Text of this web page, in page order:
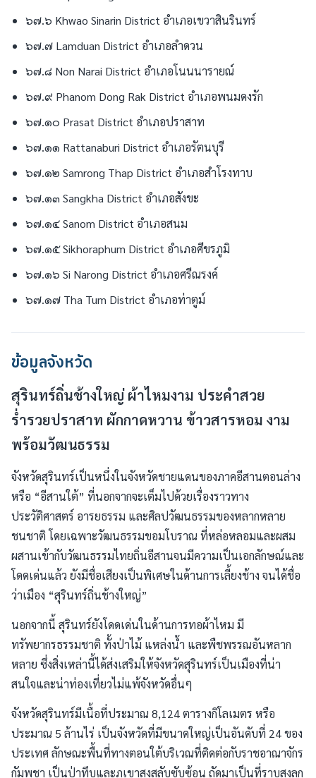
๖๗.๖ Khwao Sinarin District อำเภอเขวาสินรินทร์
๖๗.๗ Lamduan District อำเภอลำดวน
๖๗.๘ Non Narai District อำเภอโนนนารายณ์
๖๗.๙ Phanom Dong Rak District อำเภอพนมดงรัก
๖๗.๑๐ Prasat District อำเภอปราสาท
๖๗.๑๑ Rattanaburi District อำเภอรัตนบุรี
๖๗.๑๒ Samrong Thap District อำเภอสำโรงทาบ
๖๗.๑๓ Sangkha District อำเภอสังขะ
๖๗.๑๔ Sanom District อำเภอสนม
๖๗.๑๕ Sikhoraphum District อำเภอศีขรภูมิ
๖๗.๑๖ Si Narong District อำเภอศรีณรงค์
๖๗.๑๗ Tha Tum District อำเภอท่าตูม์
ข้อมูลจังหวัด
สุรินทร์ถิ่นช้างใหญ่ ผ้าไหมงาม ประคำสวย
ร่ำรวยปราสาท ผักกาดหวาน ข้าวสารหอม งาม
พร้อมวัฒนธรรม
จังหวัดสุรินทร์เป็นหนึ่งในจังหวัดชายแดนของภาคอีสานตอนล่าง
หรือ “อีสานใต้” ที่นอกจากจะเต็มไปด้วยเรื่องราวทาง
ประวัติศาสตร์ อารยธรรม และศิลปวัฒนธรรมของหลากหลาย
ชนชาติ โดยเฉพาะวัฒนธรรมขอมโบราณ ที่หล่อหลอมและผสม
ผสานเข้ากับวัฒนธรรมไทยถิ่นอีสานจนมีความเป็นเอกลักษณ์และ
โดดเด่นแล้ว ยังมีชื่อเสียงเป็นพิเศษในด้านการเลี้ยงช้าง จนได้ชื่อ
ว่าเมือง “สุรินทร์ถิ่นช้างใหญ่”
นอกจากนี้ สุรินทร์ยังโดดเด่นในด้านการทอผ้าไหม มี
ทรัพยากรธรรมชาติ ทั้งป่าไม้ แหล่งน้ำ และพืชพรรณอันหลาก
หลาย ซึ่งสิ่งเหล่านี้ได้ส่งเสริมให้จังหวัดสุรินทร์เป็นเมืองที่น่า
สนใจและน่าท่องเที่ยวไม่แพ้จังหวัดอื่นๆ
จังหวัดสุรินทร์มีเนื้อที่ประมาณ 8,124 ตารางกิโลเมตร หรือ
ประมาณ 5 ล้านไร่ เป็นจังหวัดที่มีขนาดใหญ่เป็นอันดับที่ 24 ของ
ประเทศ ลักษณะพื้นที่ทางตอนใต้บริเวณที่ติดต่อกับราชอาณาจักร
กัมพูชา เป็นป่าทึบและภูเขาสูงสลับซับซ้อน ถัดมาเป็นที่ราบสูงลูก